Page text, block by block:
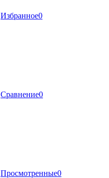
Избранное0
Сравнение0
Просмотренные0